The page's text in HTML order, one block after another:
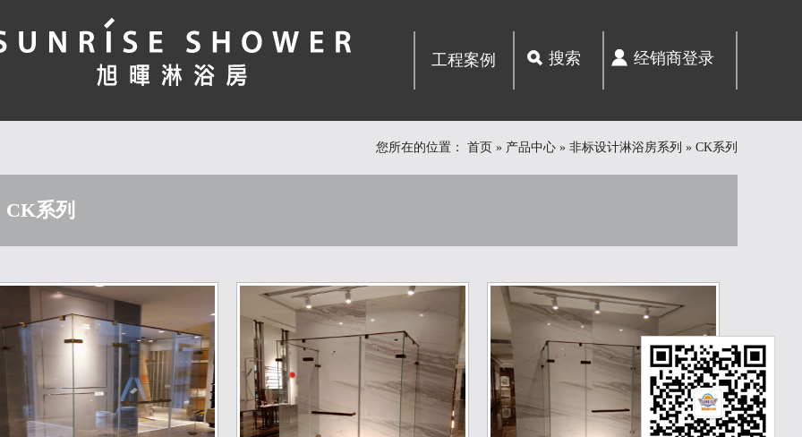
工程案例 搜索 经销商登录
您所在的位置： 首页 » 产品中心 » 非标设计淋浴房系列 » CK系列
CK系列